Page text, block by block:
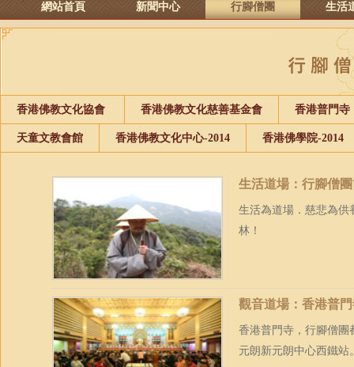
網站首頁 新聞中心 行腳僧團 生活
香港佛教文化協會 香港佛教文化慈善基金會 香港普門寺
天童文教會館 香港佛教文化中心-2014 香港佛學院-2014
生活道場：行腳僧
生活為道場．慈悲為供
林！
觀音道場：香港普
香港普門寺，行腳僧團
元朗新元朗中心西鐵站